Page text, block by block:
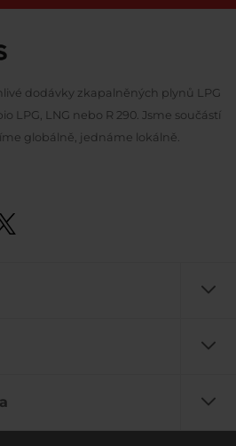
dodávky zkapalněných plynů LPG
LPG, LNG nebo R 290. Jsme součástí
globálně, jednáme lokálně.